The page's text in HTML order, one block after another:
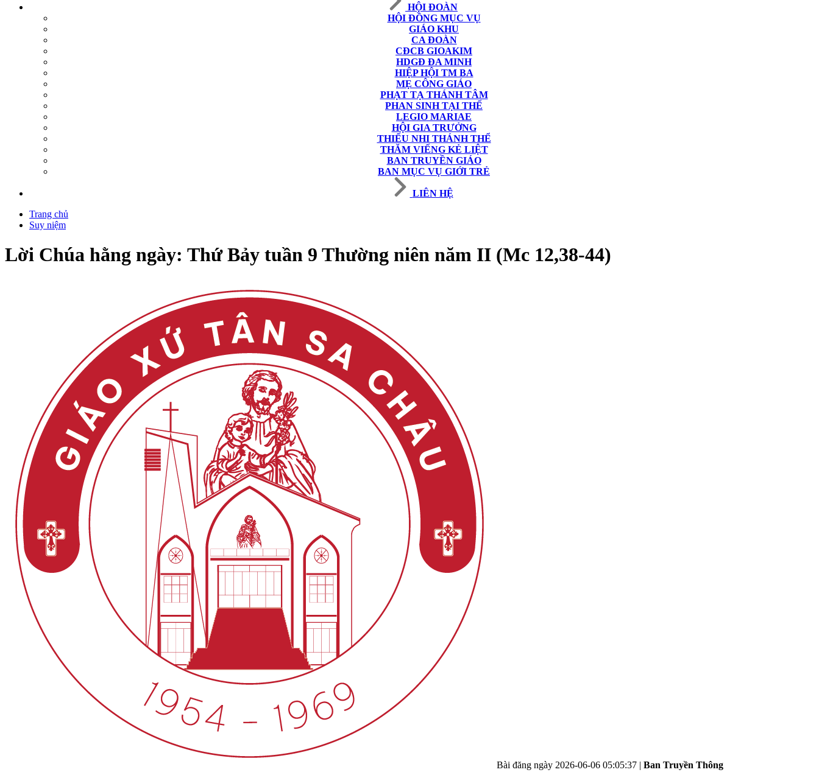
HỘI ĐOÀN
HỘI ĐỒNG MỤC VỤ
GIÁO KHU
CA ĐOÀN
CĐCB GIOAKIM
HDGĐ ĐA MINH
HIỆP HỘI TM BA
MẸ CÔNG GIÁO
PHẠT TẠ THÁNH TÂM
PHAN SINH TẠI THẾ
LEGIO MARIAE
HỘI GIA TRƯỞNG
THIẾU NHI THÁNH THỂ
THĂM VIẾNG KẺ LIỆT
BAN TRUYỀN GIÁO
BAN MỤC VỤ GIỚI TRẺ
LIÊN HỆ
Trang chủ
Suy niệm
Lời Chúa hằng ngày: Thứ Bảy tuần 9 Thường niên năm II (Mc 12,38-44)
Bài đăng ngày 2026-06-06 05:05:37 | Ban Truyền Thông